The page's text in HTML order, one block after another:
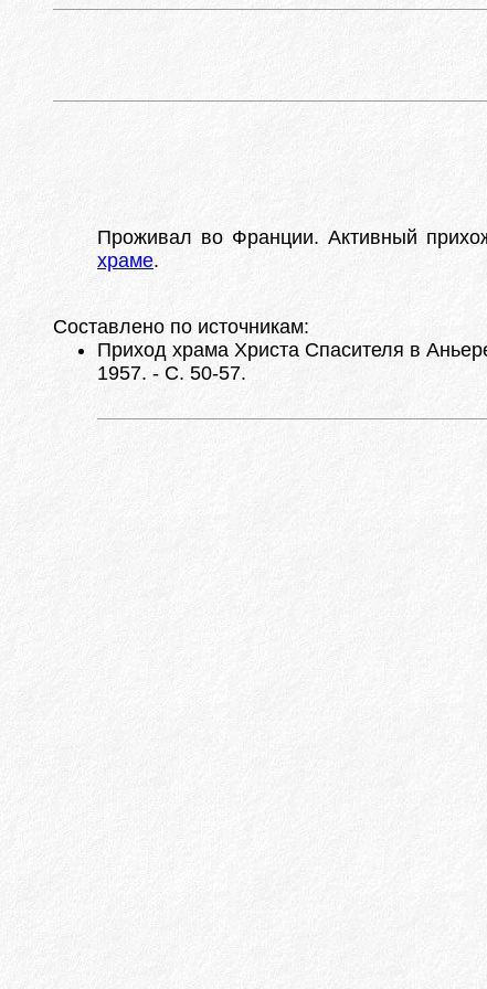
Проживал во Франции. Активный
храме.
Составлено по источникам:
Приход храма Христа Спасителя в
1957. - С. 50-57.